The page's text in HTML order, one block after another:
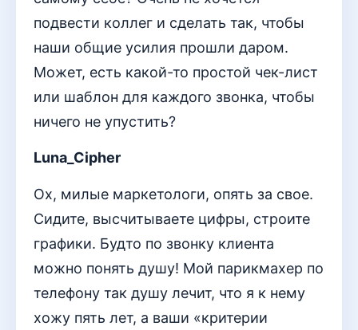
подвести коллег и сделать так, чтобы
наши общие усилия прошли даром.
Может, есть какой-то простой чек-лист
или шаблон для каждого звонка, чтобы
ничего не упустить?
Luna_Cipher
Ох, милые маркетологи, опять за свое.
Сидите, высчитываете цифры, строите
графики. Будто по звонку клиента
можно понять душу! Мой парикмахер по
телефону так душу лечит, что я к нему
хожу пять лет, а ваши «критерии